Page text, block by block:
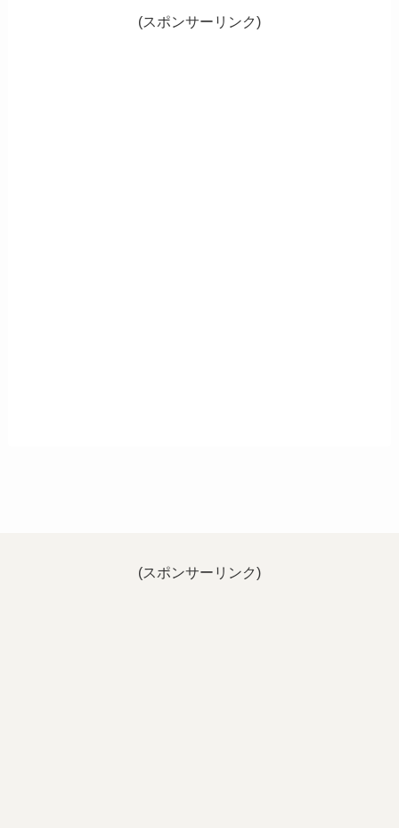
(スポンサーリンク)
(スポンサーリンク)